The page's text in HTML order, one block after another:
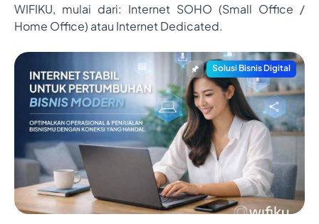
WIFIKU, mulai dari: Internet SOHO (Small Office /
Home Office) atau Internet Dedicated.
Solusi Bisnis Digital